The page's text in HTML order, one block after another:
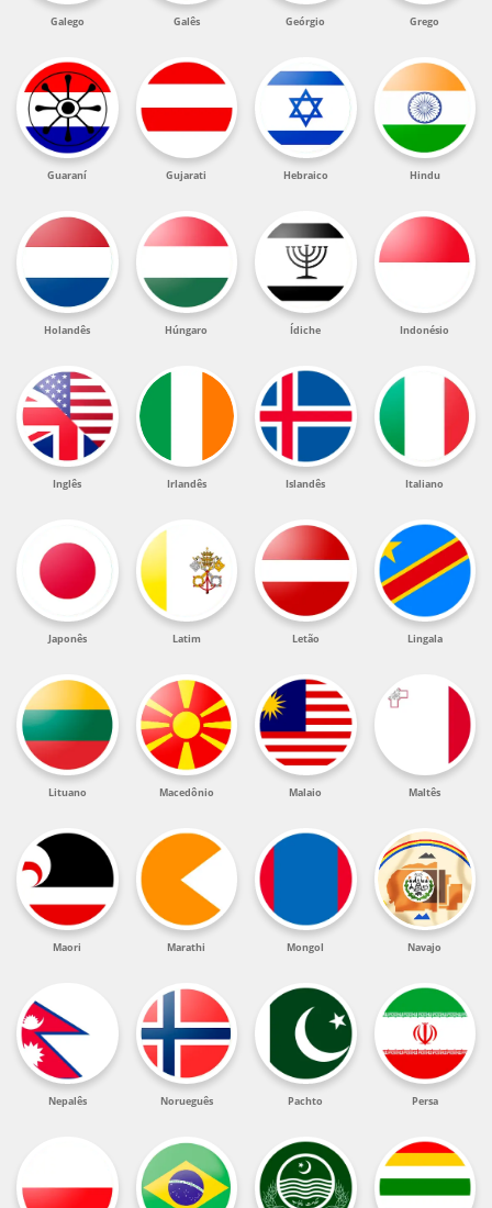
Galego Galês Geórgio Grego
Guaraní Gujarati Hebraico Hindu
Holandês Húngaro Ídiche Indonésio
Inglês Irlandês Islandês Italiano
Japonês Latim Letão Lingala
Lituano Macedônio Malaio Maltês
Maori Marathi Mongol Navajo
Nepalês Norueguês Pachto Persa